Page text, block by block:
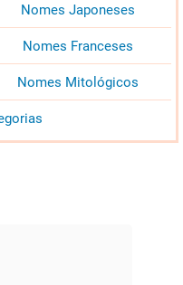
Nomes Japoneses
Nomes Franceses
Nomes Mitológicos